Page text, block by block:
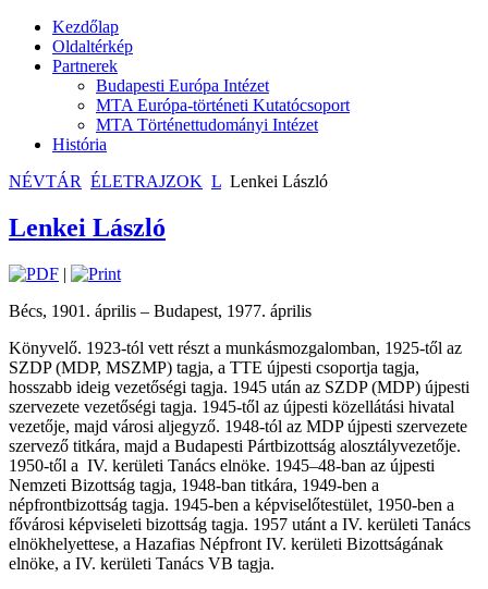
Kezdőlap
Oldaltérkép
Partnerek
Budapesti Európa Intézet
MTA Európa-történeti Kutatócsoport
MTA Történettudományi Intézet
História
NÉVTÁR ÉLETRAJZOK L Lenkei László
Lenkei László
|
Bécs, 1901. április – Budapest, 1977. április
Könyvelő. 1923-tól vett részt a munkásmozgalomban, 1925-től az
SZDP (MDP, MSZMP) tagja, a TTE újpesti csoportja tagja,
hosszabb ideig vezetőségi tagja. 1945 után az SZDP (MDP) újpesti
szervezete vezetőségi tagja. 1945-től az újpesti közellátási hivatal
vezetője, majd városi aljegyző. 1948-tól az MDP újpesti szervezete
szervező titkára, majd a Budapesti Pártbizottság alosztályvezetője.
1950-től a IV. kerületi Tanács elnöke. 1945–48-ban az újpesti
Nemzeti Bizottság tagja, 1948-ban titkára, 1949-ben a
népfrontbizottság tagja. 1945-ben a képviselőtestület, 1950-ben a
fővárosi képviseleti bizottság tagja. 1957 utánt a IV. kerületi Tanács
elnökhelyettese, a Hazafias Népfront IV. kerületi Bizottságának
elnöke, a IV. kerületi Tanács VB tagja.